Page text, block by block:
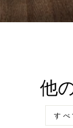
他
す